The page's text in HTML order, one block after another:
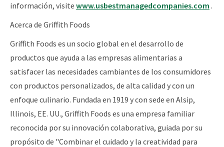
información, visite www.usbestmanagedcompanies.com .
Acerca de Griffith Foods
Griffith Foods es un socio global en el desarrollo de
productos que ayuda a las empresas alimentarias a
satisfacer las necesidades cambiantes de los consumidores
con productos personalizados, de alta calidad y con un
enfoque culinario. Fundada en 1919 y con sede en Alsip,
Illinois, EE. UU., Griffith Foods es una empresa familiar
reconocida por su innovación colaborativa, guiada por su
propósito de "Combinar el cuidado y la creatividad para